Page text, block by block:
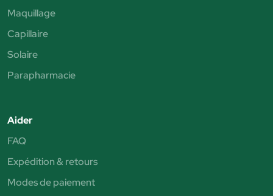
Maquillage
Capillaire
Solaire
Parapharmacie
Aider
FAQ
Expédition & retours
Modes de paiement